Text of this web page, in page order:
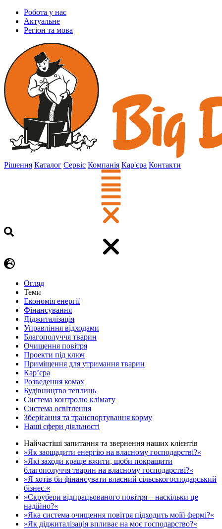
Робота у нас
Актуальне
Регіон та мова
Рішення Каталог Сервіс Компанія Кар'єра Контакти
Огляд
Теми
Економія енергії
Фінансування
Діджиталізація
Управління відходами
Благополуччя тварин
Очищення повітря
Проекти під ключ
Приміщення для утримання тварин
Кар’єра
Розведення комах
Будівництво теплиць
Система контролю клімату
Система освітлення
Зберігання та транспортування корму
Наші сфери діяльності
Найчастіші запитання та звернення наших клієнтів
»Як заощадити енергію на власному господарстві?«
»Які заходи краще вжити, щоби покращити
благополуччя тварин на власному господарстві?«
»Я хотів би фінансувати власний сільськогосподарський
бізнес.«
»Скрубери відпрацьованого повітря – наскільки це
надійно?«
»Яка система очищення повітря підходить моїй фермі?«
»Як діджиталізація впливає на моє господарство?«